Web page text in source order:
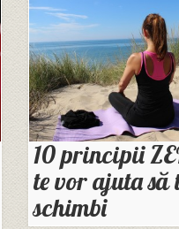
10 principii
te vor ajuta să
schimbi